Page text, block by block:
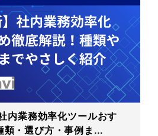
内業務効率化ツールおす
・選び方・事例ま...